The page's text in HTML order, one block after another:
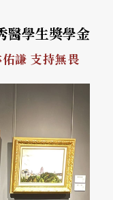
醫學生獎學金
謙 支持無畏